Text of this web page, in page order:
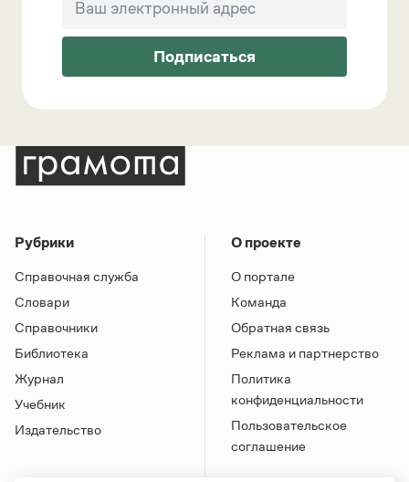
Подписаться
Рубрики
Справочная служба
Словари
Справочники
Библиотека
Журнал
Учебник
Издательство
О проекте
О портале
Команда
Обратная связь
Реклама и партнерство
Политика
конфиденциальности
Пользовательское
соглашение